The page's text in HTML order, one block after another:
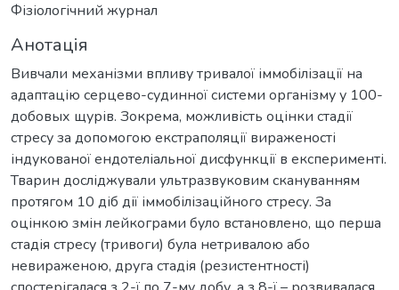
Фізіологічний журнал
Анотація
Вивчали механізми впливу тривалої іммобілізації на
адаптацію серцево-судинної системи організму у 100-
добовых щурів. Зокрема, можливість оцінки стадії
стресу за допомогою екстраполяції вираженості
індукованої ендотеліальної дисфункції в експерименті.
Тварин досліджували ультразвуковим скануванням
протягом 10 діб дії іммобілізаційного стресу. За
оцінкою змін лейкограми було встановлено, що перша
стадія стресу (тривоги) була нетривалою або
невираженою, друга стадія (резистентності)